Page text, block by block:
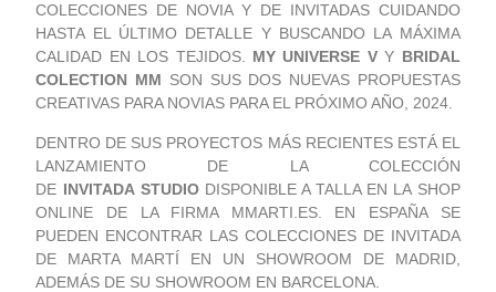
COLECCIONES DE NOVIA Y DE INVITADAS CUIDANDO
HASTA EL ÚLTIMO DETALLE Y BUSCANDO LA MÁXIMA
CALIDAD EN LOS TEJIDOS. MY UNIVERSE VY BRIDAL
COLECTION MM SON SUS DOS NUEVAS PROPUESTAS
CREATIVAS PARA NOVIAS PARA EL PRÓXIMO AÑO, 2024.
DENTRO DE SUS PROYECTOS MÁS RECIENTES ESTÁ EL
LANZAMIENTO DE LA COLECCIÓN
DE INVITADA STUDIODISPONIBLE A TALLA EN LA SHOP
ONLINE DE LA FIRMA MMARTI.ES. EN ESPAÑA SE
PUEDEN ENCONTRAR LAS COLECCIONES DE INVITADA
DE MARTA MARTÍ EN UN SHOWROOM DE MADRID,
ADEMÁS DE SU SHOWROOM EN BARCELONA.